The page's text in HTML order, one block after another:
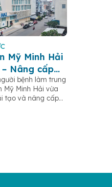
Mỹ Minh Hải
Nâng cấp
đến môi
toàn, thân
bệnh làm trung
Mỹ Minh Hải vừa
tạo và nâng cấp
cầu khám chữa